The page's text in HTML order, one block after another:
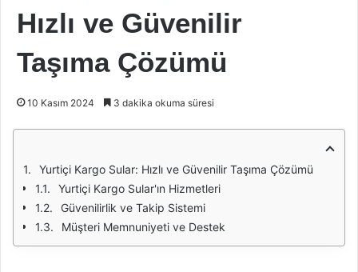
Hızlı ve Güvenilir
Taşıma Çözümü
10 Kasım 2024 3 dakika okuma süresi
Yurtiçi Kargo Sular: Hızlı ve Güvenilir Taşıma Çözümü
Yurtiçi Kargo Sular'ın Hizmetleri
Güvenilirlik ve Takip Sistemi
Müşteri Memnuniyeti ve Destek